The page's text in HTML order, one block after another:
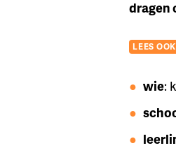
dragen
LEES OOK
wie: